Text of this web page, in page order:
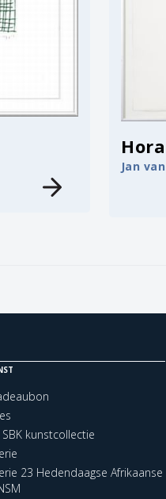
Jan
kunstcollectie
23 Hedendaagse Afrikaanse